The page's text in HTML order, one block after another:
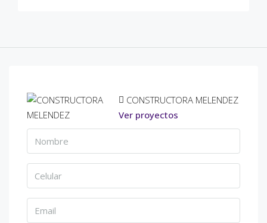
CONSTRUCTORA MELENDEZ
Ver proyectos